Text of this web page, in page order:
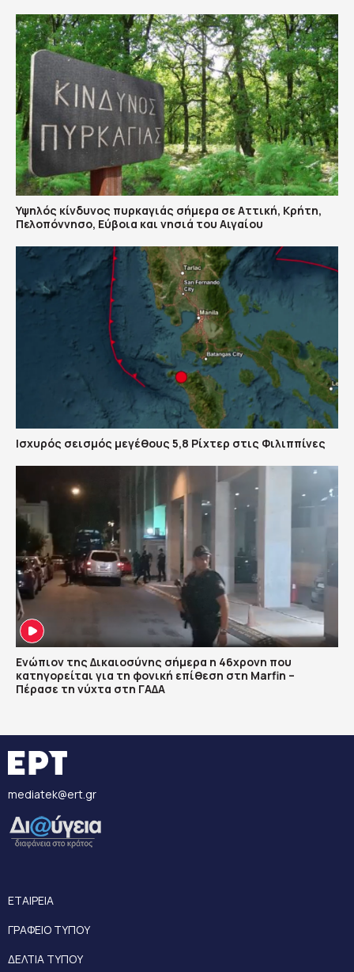
Υψηλός κίνδυνος πυρκαγιάς σήμερα σε Αττική, Κρήτη,
Πελοπόννησο, Εύβοια και νησιά του Αιγαίου
Ισχυρός σεισμός μεγέθους 5,8 Ρίχτερ στις Φιλιππίνες
Ενώπιον της Δικαιοσύνης σήμερα η 46χρονη που
κατηγορείται για τη φονική επίθεση στη Marfin –
Πέρασε τη νύχτα στη ΓΑΔΑ
mediatek@ert.gr
ΕΤΑΙΡΕΙΑ
ΓΡΑΦΕΙΟ ΤΥΠΟΥ
ΔΕΛΤΙΑ ΤΥΠΟΥ